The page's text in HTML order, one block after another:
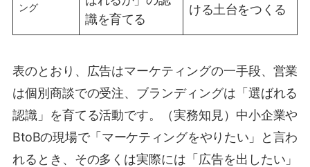
ング
識を育てる
ける土台をつくる
表のとおり、広告はマーケティングの一手段、営業
は個別商談での受注、ブランディングは「選ばれる
認識」を育てる活動です。（実務知見）中小企業や
BtoBの現場で「マーケティングをやりたい」と言わ
れるとき、その多くは実際には「広告を出したい」